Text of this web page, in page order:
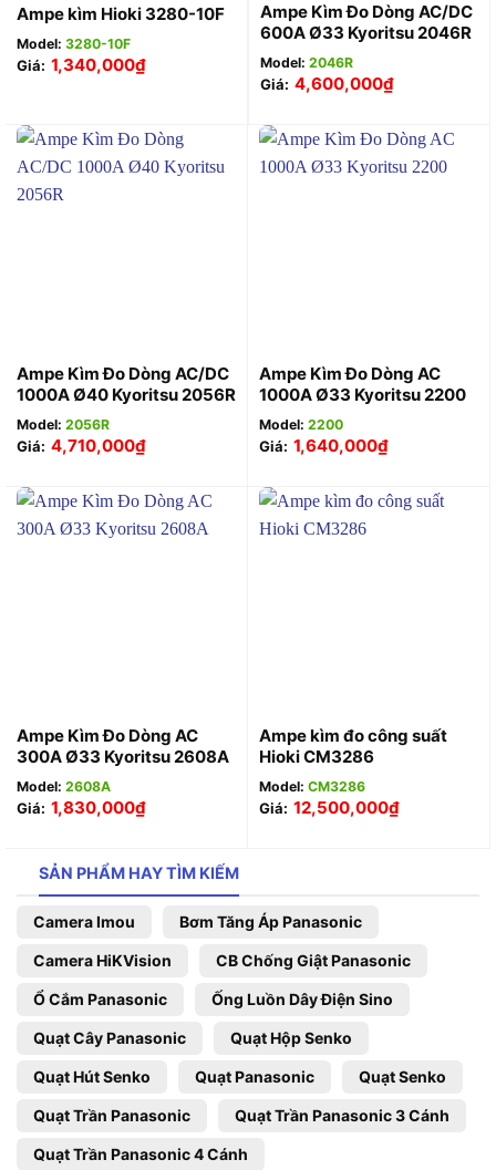
Ampe kìm Hioki 3280-10F
Model: 3280-10F
Giá: 1,340,000₫
Ampe Kìm Đo Dòng AC/DC
600A Ø33 Kyoritsu 2046R
Model: 2046R
Giá: 4,600,000₫
Ampe Kìm Đo Dòng AC/DC
1000A Ø40 Kyoritsu 2056R
Model: 2056R
Giá: 4,710,000₫
Ampe Kìm Đo Dòng AC
1000A Ø33 Kyoritsu 2200
Model: 2200
Giá: 1,640,000₫
Ampe Kìm Đo Dòng AC
300A Ø33 Kyoritsu 2608A
Model: 2608A
Giá: 1,830,000₫
Ampe kìm đo công suất
Hioki CM3286
Model: CM3286
Giá: 12,500,000₫
SẢN PHẨM HAY TÌM KIẾM
Camera Imou Bơm Tăng Áp Panasonic
Camera HiKVision CB Chống Giật Panasonic
Ổ Cắm Panasonic Ống Luồn Dây Điện Sino
Quạt Cây Panasonic Quạt Hộp Senko
Quạt Hút Senko Quạt Panasonic Quạt Senko
Quạt Trần Panasonic Quạt Trần Panasonic 3 Cánh
Quạt Trần Panasonic 4 Cánh